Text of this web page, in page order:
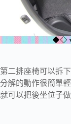
第二排座椅可以拆
分解的動作很簡單
就可以把後坐位子